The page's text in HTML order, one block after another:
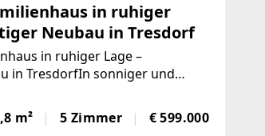
in ruhiger
Neubau in Tresdorf
in ruhiger Lage –
in TresdorfIn sonniger und
das durch
moderne Technik und ein
m² 5 Zimmer € 599.000